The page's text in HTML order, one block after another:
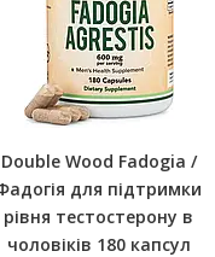
Double Wood Fadogia /
для підтримки
рівня тестостерону в
чоловіків 180 капсул